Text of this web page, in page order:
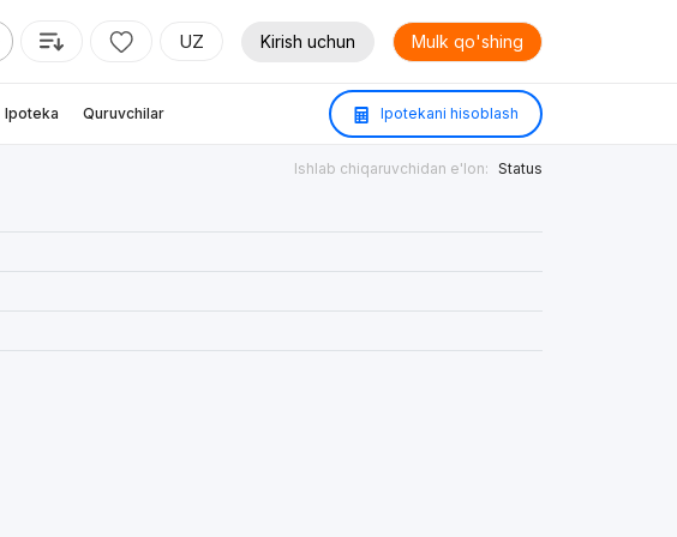
UZ Kirish uchun Mulk qo'shing
Ipoteka Quruvchilar Ipotekani hisoblash
Ishlab chiqaruvchidan e'lon: Status